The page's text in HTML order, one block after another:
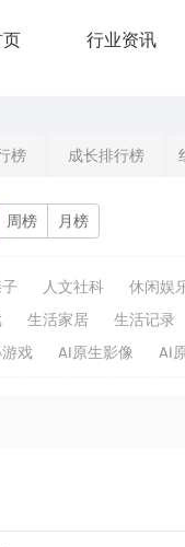
页 行业资讯
榜 成长排行榜
周榜 月榜
人文社科
休闲娱
生活家居
生活记录
戏 AI原生影像 AI